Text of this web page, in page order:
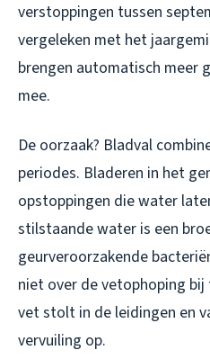
verstoppingen tussen
vergeleken met het
brengen automatisch meer
mee.
De oorzaak? Bladval
periodes. Bladeren in het
opstoppingen die water
stilstaande water is een
geurveroorzakende
niet over de vetophoping bij
vet stolt in de leidingen en
vervuiling op.